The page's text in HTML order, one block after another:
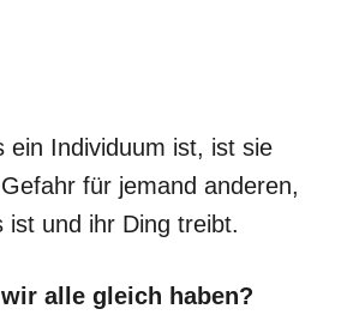
ein Individuum ist, ist sie
für jemand anderen,
ist und ihr Ding treibt.
alle gleich haben?